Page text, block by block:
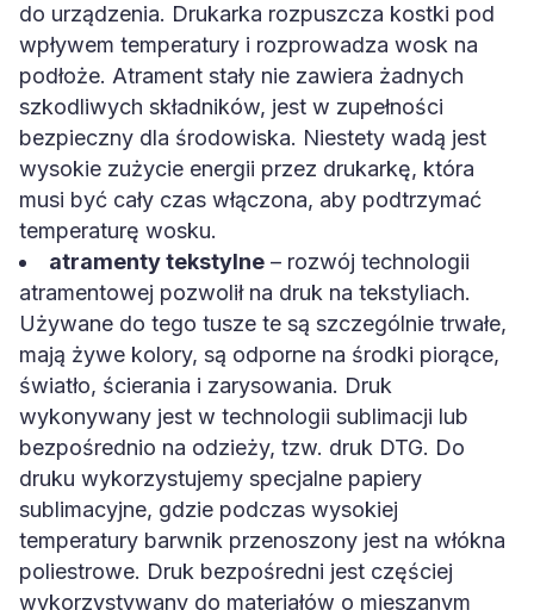
do urządzenia. Drukarka rozpuszcza kostki pod
wpływem temperatury i rozprowadza wosk na
podłoże. Atrament stały nie zawiera żadnych
szkodliwych składników, jest w zupełności
bezpieczny dla środowiska. Niestety wadą jest
wysokie zużycie energii przez drukarkę, która
musi być cały czas włączona, aby podtrzymać
temperaturę wosku.
atramenty tekstylne – rozwój technologii
atramentowej pozwolił na druk na tekstyliach.
Używane do tego tusze te są szczególnie trwałe,
mają żywe kolory, są odporne na środki piorące,
światło, ścierania i zarysowania. Druk
wykonywany jest w technologii sublimacji lub
bezpośrednio na odzieży, tzw. druk DTG. Do
druku wykorzystujemy specjalne papiery
sublimacyjne, gdzie podczas wysokiej
temperatury barwnik przenoszony jest na włókna
poliestrowe. Druk bezpośredni jest częściej
wykorzystywany do materiałów o mieszanym